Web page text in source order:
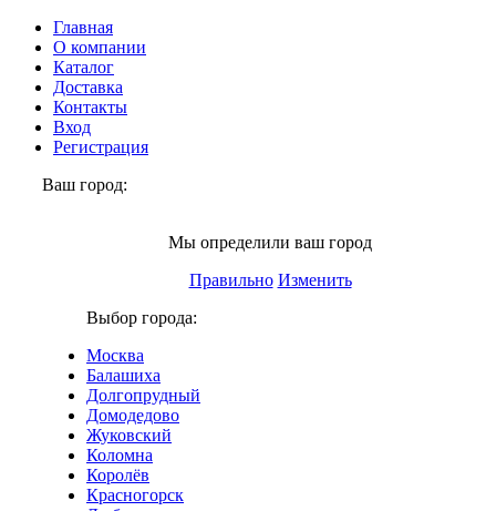
Главная
О компании
Каталог
Доставка
Контакты
Вход
Регистрация
Ваш город:
Мы определили ваш город
Правильно Изменить
Выбор города:
Москва
Балашиха
Долгопрудный
Домодедово
Жуковский
Коломна
Королёв
Красногорск